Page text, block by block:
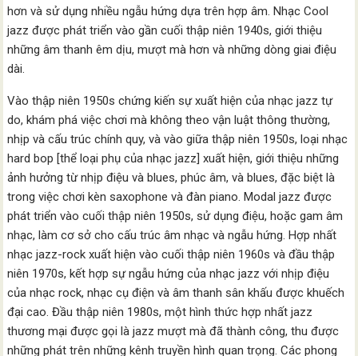
hơn và sử dụng nhiều ngẫu hứng dựa trên hợp âm. Nhạc Cool
jazz được phát triển vào gần cuối thập niên 1940s, giới thiệu
những âm thanh êm dịu, mượt mà hơn và những dòng giai điệu
dài.
Vào thập niên 1950s chứng kiến sự xuất hiện của nhạc jazz tự
do, khám phá việc chơi mà không theo vận luật thông thường,
nhịp và cấu trúc chính quy, và vào giữa thập niên 1950s, loại nhạc
hard bop [thể loại phụ của nhạc jazz] xuất hiện, giới thiệu những
ảnh hưởng từ nhịp điệu và blues, phúc âm, và blues, đặc biệt là
trong việc chơi kèn saxophone và đàn piano. Modal jazz được
phát triển vào cuối thập niên 1950s, sử dụng điệu, hoặc gam âm
nhạc, làm cơ sở cho cấu trúc âm nhạc và ngẫu hứng. Hợp nhất
nhạc jazz-rock xuất hiện vào cuối thập niên 1960s và đầu thập
niên 1970s, kết hợp sự ngẫu hứng của nhạc jazz với nhịp điệu
của nhạc rock, nhạc cụ điện và âm thanh sân khấu được khuếch
đại cao. Đầu thập niên 1980s, một hình thức hợp nhất jazz
thương mại được gọi là jazz mượt mà đã thành công, thu được
những phát trên những kênh truyền hình quan trọng. Các phong